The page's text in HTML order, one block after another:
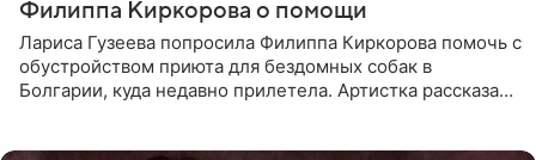
Филиппа Киркорова о помощи
Лариса Гузеева попросила Филиппа Киркорова помочь с
обустройством приюта для бездомных собак в
Болгарии, куда недавно прилетела. Артистка рассказала